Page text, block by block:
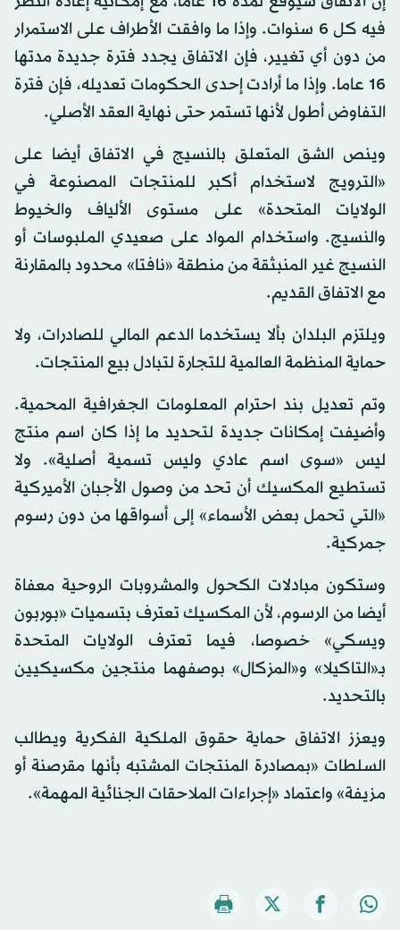
فيه كل 6 سنوات. وإذا ما وافقت الأطراف على الاستمرار
من دون أي تغيير، فإن الاتفاق يجدد فترة جديدة مدتها
16 عاما. وإذا ما أرادت إحدى الحكومات تعديله، فإن فترة
التفاوض أطول لأنها تستمر حتى نهاية العقد الأصلي.
وينص الشق المتعلق بالنسيج في الاتفاق أيضا على
«الترويج لاستخدام أكبر للمنتجات المصنوعة في
الولايات المتحدة» على مستوى الألياف والخيوط
والنسيج. واستخدام المواد على صعيدي الملبوسات أو
النسيج غير المنبثقة من منطقة «نافتا» محدود بالمقارنة
مع الاتفاق القديم.
ويلتزم البلدان بألا يستخدما الدعم المالي للصادرات، ولا
حماية المنظمة العالمية للتجارة لتبادل بيع المنتجات.
وتم تعديل بند احترام المعلومات الجغرافية المحمية.
وأضيفت إمكانات جديدة لتحديد ما إذا كان اسم منتج
ليس «سوى اسم عادي وليس تسمية أصلية». ولا
تستطيع المكسيك أن تحد من وصول الأجبان الأميركية
«التي تحمل بعض الأسماء» إلى أسواقها من دون رسوم
جمركية.
وستكون مبادلات الكحول والمشروبات الروحية معفاة
أيضا من الرسوم، لأن المكسيك تعترف بتسميات «بوربون
ويسكي» خصوصا، فيما تعترف الولايات المتحدة
بـ«التاكيلا» و«المزكال» بوصفهما منتجين مكسيكيين
بالتحديد.
ويعزز الاتفاق حماية حقوق الملكية الفكرية ويطالب
السلطات «بمصادرة المنتجات المشتبه بأنها مقرصنة أو
مزيفة» واعتماد «إجراءات الملاحقات الجنائية المهمة».